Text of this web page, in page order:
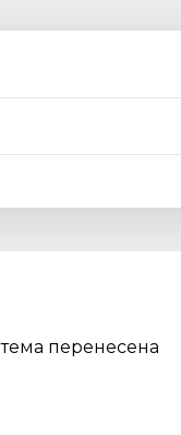
тема перенесена